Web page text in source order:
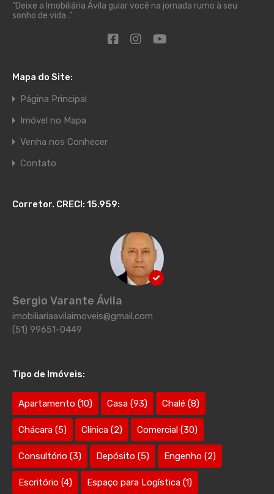
"Deixe a Imobiliária Ávila guiar você na jornada rumo à seu
sonho de vida ."
Mapa do Site:
Página Principal
Imóvel no Mapa
Venha nos Conhecer
Contato
Corretor. CRECI: 15.959:
Sergio Varante Ávila
imobiliariaavilaimoveis@gmail.com
(51) 99651-0449
Tipo de Imóveis:
Apartamento (10) Casa (93) Chalé (8)
Chácara (5) Clínica (2) Comercial (30)
Consultório (3) Depósito (5) Engenho (2)
Escritório (4) Espaço para Logística (1)